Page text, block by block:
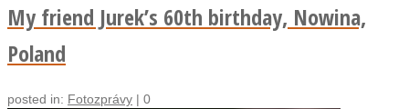
My friend Jurek’s 60th birthday, Nowina,
Poland
posted in: Fotozprávy | 0